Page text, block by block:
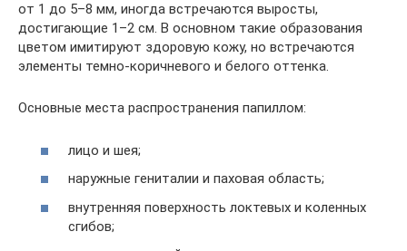
от 1 до 5–8 мм, иногда встречаются выросты,
достигающие 1–2 см. В основном такие образования
цветом имитируют здоровую кожу, но встречаются
элементы темно-коричневого и белого оттенка.
Основные места распространения папиллом:
лицо и шея;
наружные гениталии и паховая область;
внутренняя поверхность локтевых и коленных
сгибов;